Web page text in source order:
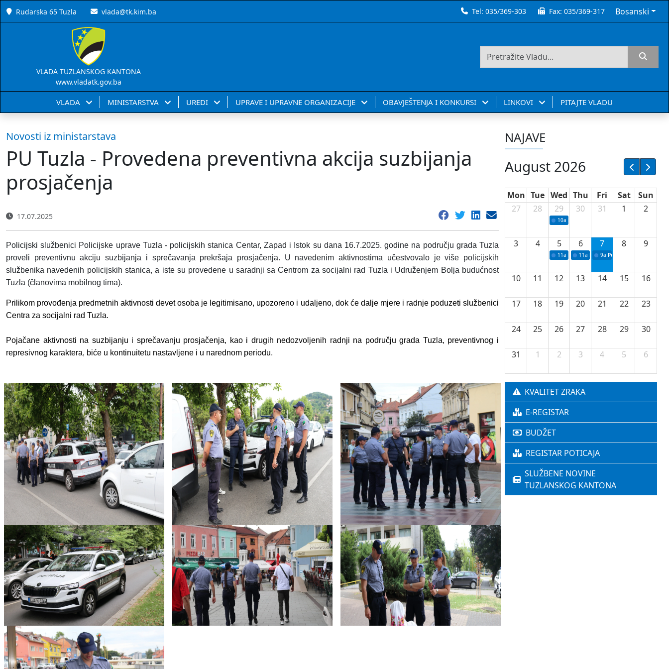
Rudarska 65 Tuzla vlada@tk.kim.ba Tel:035/369-303 Fax:035/369-317 Bosanski
VLADA TUZLANSKOG KANTONA
www.vladatk.gov.ba
VLADA MINISTARSTVA UREDI UPRAVE I UPRAVNE ORGANIZACIJE OBAVJEŠTENJA I KONKURSI LINKOVI PITAJTE VLADU
Novosti iz ministarstava
PU Tuzla - Provedena preventivna akcija suzbijanja
prosjačenja
17.07.2025
Policijski službenici Policijske uprave Tuzla - policijskih stanica Centar, Zapad i Istok su dana 16.7.2025. godine na području grada Tuzla
proveli preventivnu akciju suzbijanja i sprečavanja prekršaja prosjačenja. U navedenim aktivnostima učestvovalo je više policijskih
službenika navedenih policijskih stanica, a iste su provedene u saradnji sa Centrom za socijalni rad Tuzla i Udruženjem Bolja budućnost
Tuzla (članovima mobilnog tima).
Prilikom provođenja predmetnih aktivnosti devet osoba je legitimisano, upozoreno i udaljeno, dok će dalje mjere i radnje poduzeti službenici
Centra za socijalni rad Tuzla.
Pojačane aktivnosti na suzbijanju i sprečavanju prosjačenja, kao i drugih nedozvoljenih radnji na području grada Tuzla, preventivnog i
represivnog karaktera, biće u kontinuitetu nastavljene i u narednom periodu.
NAJAVE
August 2026
Mon Tue Wed Thu Fri Sat
Sun
27
28 29
10a Potpisivanje ugovora sa neprofitnim
30 31 1 2
3 4 5
11a Potpisivanje ugovora o stipendijama
6
11a Podrška razvoju vodne
7
9a Početak izgradnje nove
8 9
10 11 12 13 14 15 16
17 18 19 20 21 22 23
24 25 26 27 28 29 30
31 1 2 3 4 5 6
KVALITET ZRAKA
E-REGISTAR
BUDŽET
REGISTAR POTICAJA
SLUŽBENE NOVINE
TUZLANSKOG KANTONA